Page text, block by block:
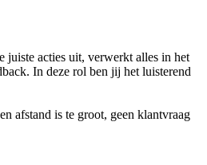
juiste acties uit, verwerkt alles in het
In deze rol ben jij het luisterend
afstand is te groot, geen klantvraag